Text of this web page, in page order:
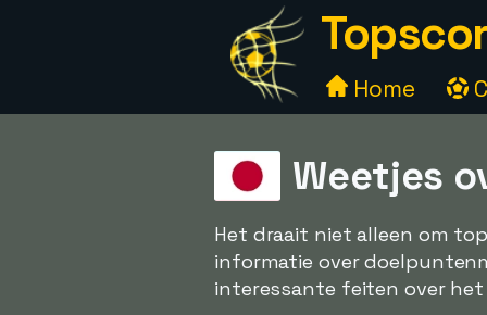
Home
Weetjes
Het draait niet alleen om
informatie over
interessante feiten over het